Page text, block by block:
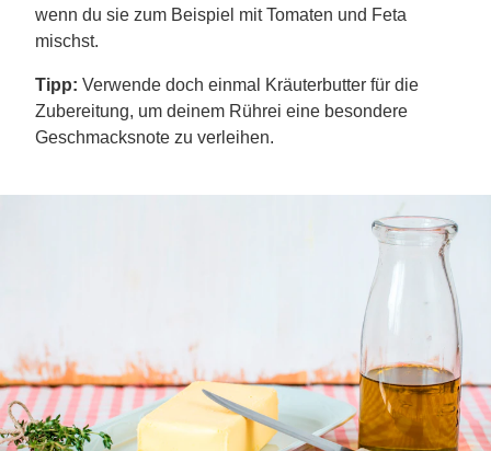
wenn du sie zum Beispiel mit Tomaten und Feta
mischst.
Tipp: Verwende doch einmal Kräuterbutter für die
Zubereitung, um deinem Rührei eine besondere
Geschmacksnote zu verleihen.